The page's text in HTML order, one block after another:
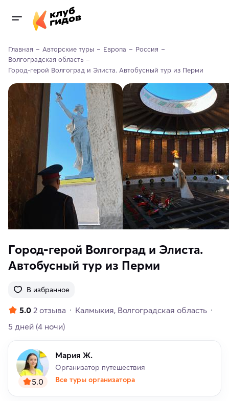
Главная Авторские туры Европа
Россия
Волгоградская область
Город-герой Волгоград и Элиста. Автобусный тур из Перми
Город-герой Волгоград и Элиста.
Автобусный тур из Перми
В избранное
5.0 2 отзыва Калмыкия Волгоградская область
5 дней (4 ночи)
5.0
Мария Ж.
Организатор путешествия
Все туры организатора